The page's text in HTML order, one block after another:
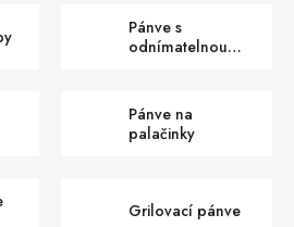
Pánve s
odnímatelnou
Pánve na
palačinky
Grilovací pánve